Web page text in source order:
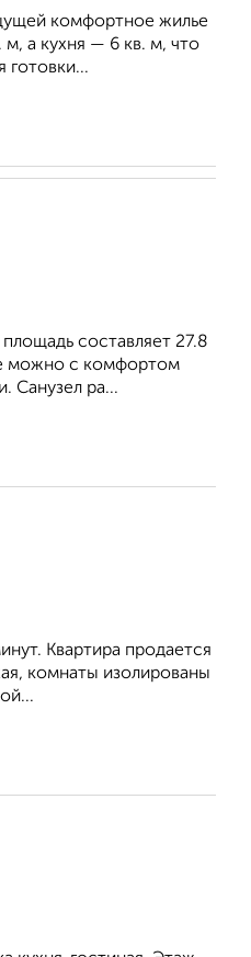
комфортное жилье
м, а кухня — 6 кв. м, что
готовки...
составляет 27.8
можно с комфортом
Санузел ра...
Квартира продается
комнаты изолированы